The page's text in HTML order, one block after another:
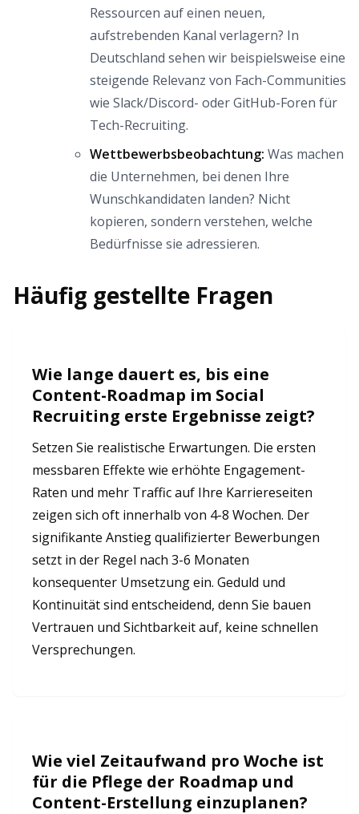
Ressourcen auf einen neuen,
aufstrebenden Kanal verlagern? In
Deutschland sehen wir beispielsweise eine
steigende Relevanz von Fach-Communities
wie Slack/Discord- oder GitHub-Foren für
Tech-Recruiting.
Wettbewerbsbeobachtung: Was machen
die Unternehmen, bei denen Ihre
Wunschkandidaten landen? Nicht
kopieren, sondern verstehen, welche
Bedürfnisse sie adressieren.
Häufig gestellte Fragen
Wie lange dauert es, bis eine
Content-Roadmap im Social
Recruiting erste Ergebnisse zeigt?
Setzen Sie realistische Erwartungen. Die ersten
messbaren Effekte wie erhöhte Engagement-
Raten und mehr Traffic auf Ihre Karriereseiten
zeigen sich oft innerhalb von 4-8 Wochen. Der
signifikante Anstieg qualifizierter Bewerbungen
setzt in der Regel nach 3-6 Monaten
konsequenter Umsetzung ein. Geduld und
Kontinuität sind entscheidend, denn Sie bauen
Vertrauen und Sichtbarkeit auf, keine schnellen
Versprechungen.
Wie viel Zeitaufwand pro Woche ist
für die Pflege der Roadmap und
Content-Erstellung einzuplanen?